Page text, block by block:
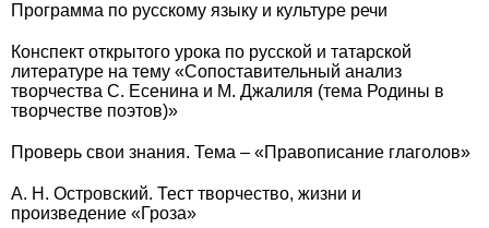
Программа по русскому языку и культуре речи
Конспект открытого урока по русской и татарской
литературе на тему «Сопоставительный анализ
творчества С. Есенина и М. Джалиля (тема Родины в
творчестве поэтов)»
Проверь свои знания. Тема – «Правописание глаголов»
А. Н. Островский. Тест творчество, жизни и
произведение «Гроза»